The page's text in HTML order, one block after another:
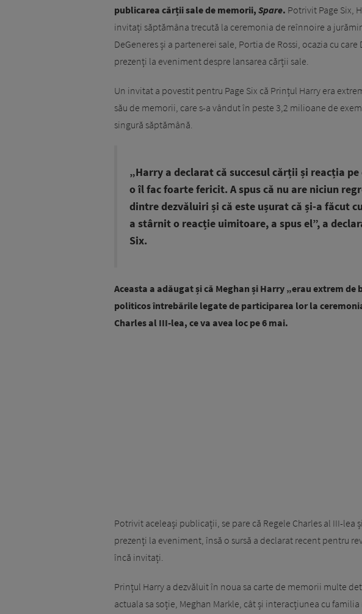
publicarea cărții sale de memorii, Spare. Potrivit Page Six,
invitați săptămâna trecută la ceremonia de reînnoire a
DeGeneres și a partenerei sale, Portia de Rossi, ocazia cu
prezenți la eveniment despre lansarea cărții sale.
Un invitat a povestit pentru Page Six că Prințul Harry era
său de memorii, care s-a vândut în peste 3,2 milioane de
singură săptămână.
„Harry a declarat că succesul cărții și reacția
o îl fac foarte fericit. A spus că nu are niciun
dintre dezvăluiri și că este ușurat că și-a făcut
a stârnit o reacție uimitoare, a spus el”, a
Six.
Aceasta a adăugat și că Meghan și Harry „erau extrem de
politicos întrebările legate de participarea lor la
Charles al III-lea, ce va avea loc pe 6 mai.
Potrivit aceleași publicații, se pare că Regele Charles al III-lea
prezenți la eveniment, însă o sursă a declarat recent pentru
încă invitați.
Prințul Harry a dezvăluit în noua sa carte de memorii multe
actuala sa soție, Meghan Markle, cât și interacțiunea cu